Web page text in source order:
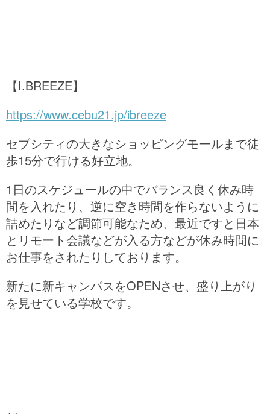
【I.BREEZE】
https://www.cebu21.jp/ibreeze
セブシティの大きなショッピングモールまで徒
歩15分で行ける好立地。
1日のスケジュールの中でバランス良く休み時
間を入れたり、逆に空き時間を作らないように
詰めたりなど調節可能なため、最近ですと日本
とリモート会議などが入る方などが休み時間に
お仕事をされたりしております。
新たに新キャンパスをOPENさせ、盛り上がり
を見せている学校です。